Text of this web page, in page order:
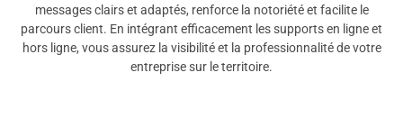
messages clairs et adaptés, renforce la notoriété et facilite le
parcours client. En intégrant efficacement les supports en ligne et
hors ligne, vous assurez la visibilité et la professionnalité de votre
entreprise sur le territoire.